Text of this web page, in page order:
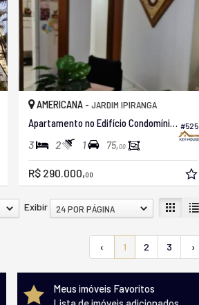
#525
AMERICANA - JARDIM IPIRANGA
Apartamento no Edifício Condomínio Paraíso
3 2 1 75,00
R$ 290.000,00
Exibir 24 POR PÁGINA
‹ 1 2 3 ›
Meus imóveis Favoritos